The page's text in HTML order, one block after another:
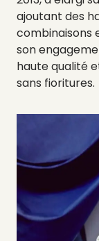
ajoutant des
combinaisons
son
haute qualité
sans fioritures.